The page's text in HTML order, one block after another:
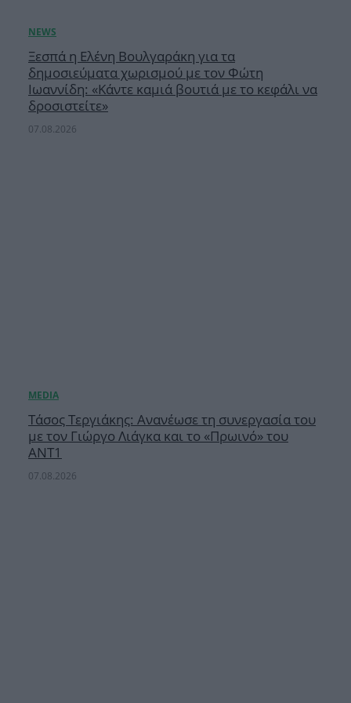
Ξεσπά η Ελένη Βουλγαράκη για τα
δημοσιεύματα χωρισμού με τον Φώτη
Ιωαννίδη: «Κάντε καμιά βουτιά με το κεφάλι να
δροσιστείτε»
07.08.2026
Τάσος Τεργιάκης: Ανανέωσε τη συνεργασία του
με τον Γιώργο Λιάγκα και το «Πρωινό» του
ΑΝΤ1
07.08.2026